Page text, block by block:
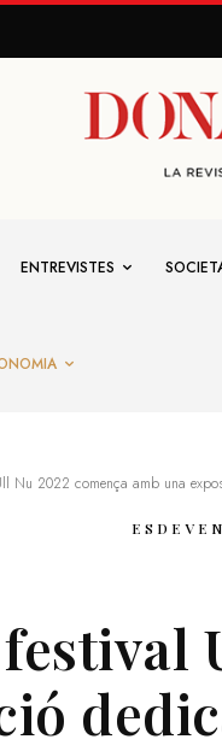
ENTREVISTES
Nu 2022 comença amb una